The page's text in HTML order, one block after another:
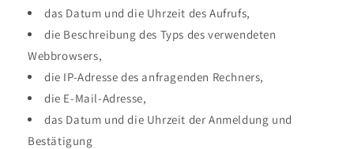
das Datum und die Uhrzeit des Aufrufs,
die Beschreibung des Typs des verwendeten
Webbrowsers,
die IP-Adresse des anfragenden Rechners,
die E-Mail-Adresse,
das Datum und die Uhrzeit der Anmeldung und
Bestätigung